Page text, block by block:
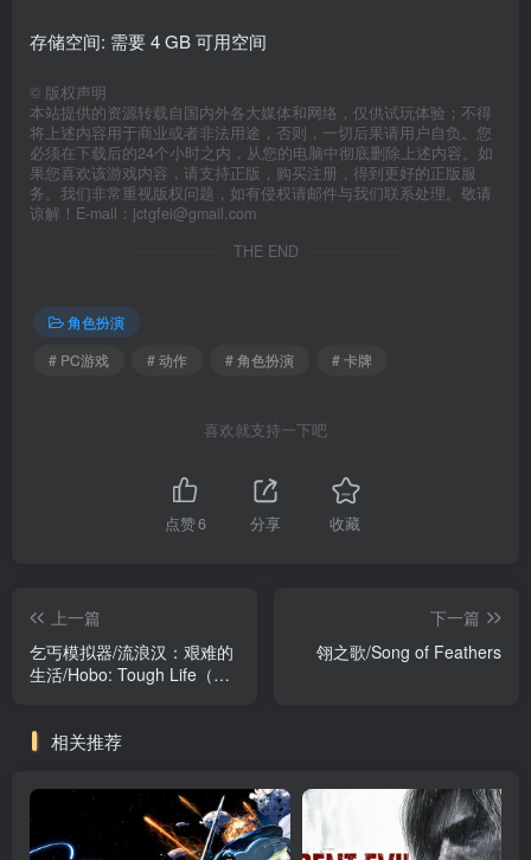
存储空间: 需要 4 GB 可用空间
© 版权声明
本站提供的资源转载自国内外各大媒体和网络，仅供试玩体验；不得
将上述内容用于商业或者非法用途，否则，一切后果请用户自负。您
必须在下载后的24个小时之内，从您的电脑中彻底删除上述内容。如
果您喜欢该游戏内容，请支持正版，购买注册，得到更好的正版服
务。我们非常重视版权问题，如有侵权请邮件与我们联系处理。敬请
谅解！E-mail：jctgfei@gmail.com
THE END
角色扮演
# PC游戏
# 动作 # 角色扮演 # 卡牌
喜欢就支持一下吧
点赞6 分享 收藏
上一篇
乞丐模拟器/流浪汉：艰难的
生活/Hobo: Tough Life（单
下一篇
翎之歌/Song of Feathers
相关推荐